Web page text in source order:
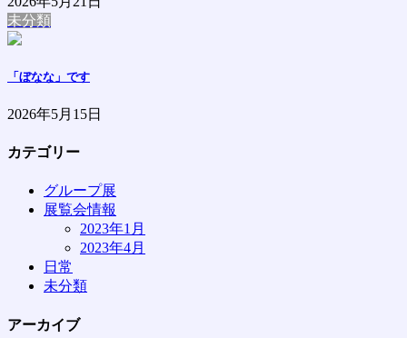
未分類
「ぼなな」です
2026年5月15日
カテゴリー
グループ展
展覧会情報
2023年1月
2023年4月
日常
未分類
アーカイブ